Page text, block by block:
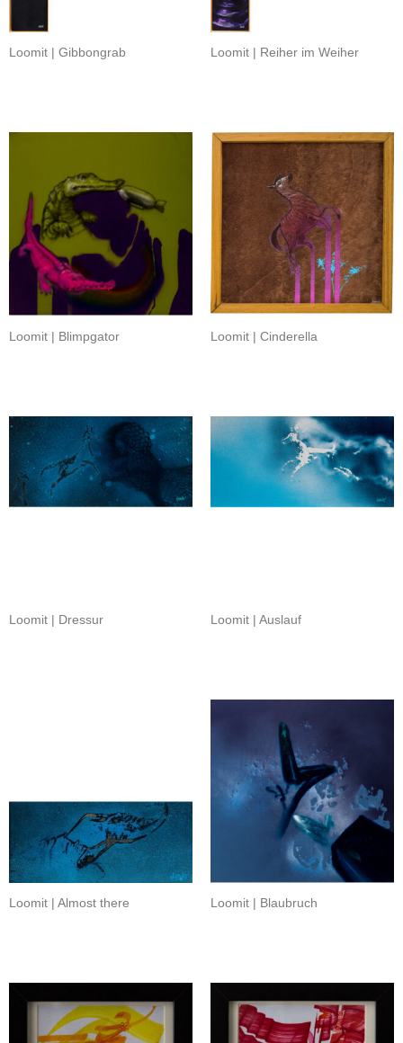
Loomit | Gibbongrab Loomit | Reiher im Weiher
Loomit | Blimpgator Loomit | Cinderella
Loomit | Dressur Loomit | Auslauf
Loomit | Almost there Loomit | Blaubruch